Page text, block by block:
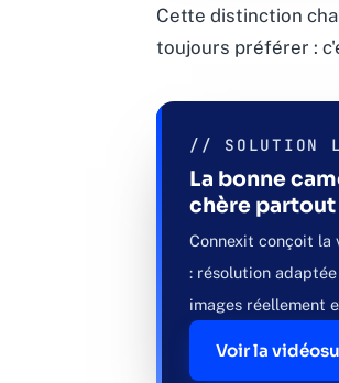
Cette distinction
toujours préférer :
// SOLUTION
La bonne
chère partout
Connexit conçoit la
: résolution
images réellement
Voir la